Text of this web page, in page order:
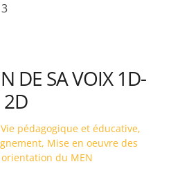
DE SA VOIX 1D-
2D
pédagogique et éducative,
, Mise en oeuvre des
du MEN